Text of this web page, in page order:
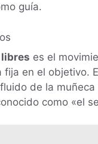
guía.
es el
en el objetivo.
de la
como «el